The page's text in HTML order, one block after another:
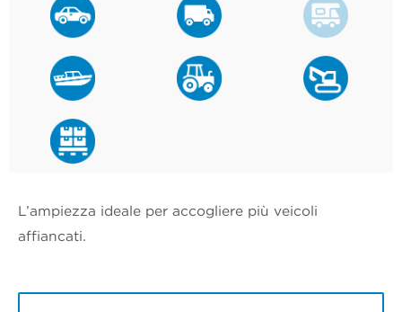
L’ampiezza ideale per accogliere più veicoli
affiancati.